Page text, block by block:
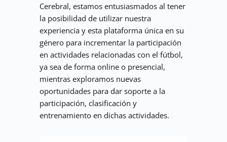
Cerebral, estamos entusiasmados al tener
la posibilidad de utilizar nuestra
experiencia y esta plataforma única en su
género para incrementar la participación
en actividades relacionadas con el fútbol,
ya sea de forma online o presencial,
mientras exploramos nuevas
oportunidades para dar soporte a la
participación, clasificación y
entrenamiento en dichas actividades.